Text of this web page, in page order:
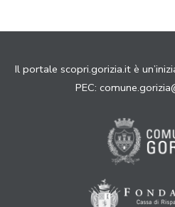
Il portale scopri.gorizia.it è
PEC: